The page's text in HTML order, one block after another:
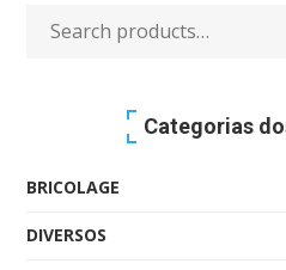
Categorias
BRICOLAGE
DIVERSOS